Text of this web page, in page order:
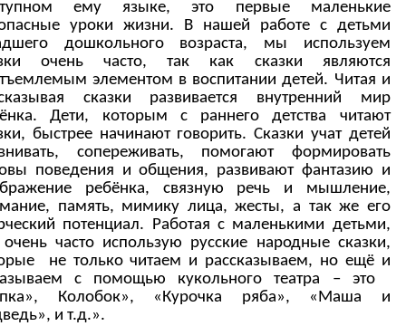
ему языке, это первые маленькие
уроки жизни. В нашей работе с детьми
дошкольного возраста, мы используем
очень часто, так как сказки являются
элементом в воспитании детей. Читая и
сказки развивается внутренний мир
Дети, которым с раннего детства читают
быстрее начинают говорить. Сказки учат детей
сопереживать, помогают формировать
поведения и общения, развивают фантазию и
ребёнка, связную речь и мышление,
память, мимику лица, жесты, а так же его
потенциал. Работая с маленькими детьми,
часто использую русские народные сказки,
не только читаем и рассказываем, но ещё и
с помощью кукольного театра – это
Колобок», «Курочка ряба», «Маша и
и т.д.».